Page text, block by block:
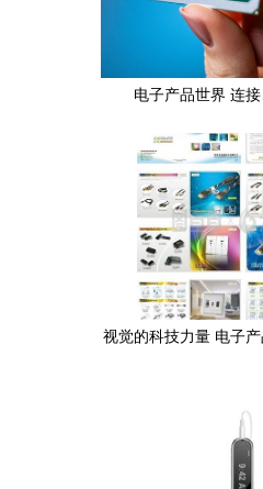
电子产品世界 连
视觉的科技力量 电子